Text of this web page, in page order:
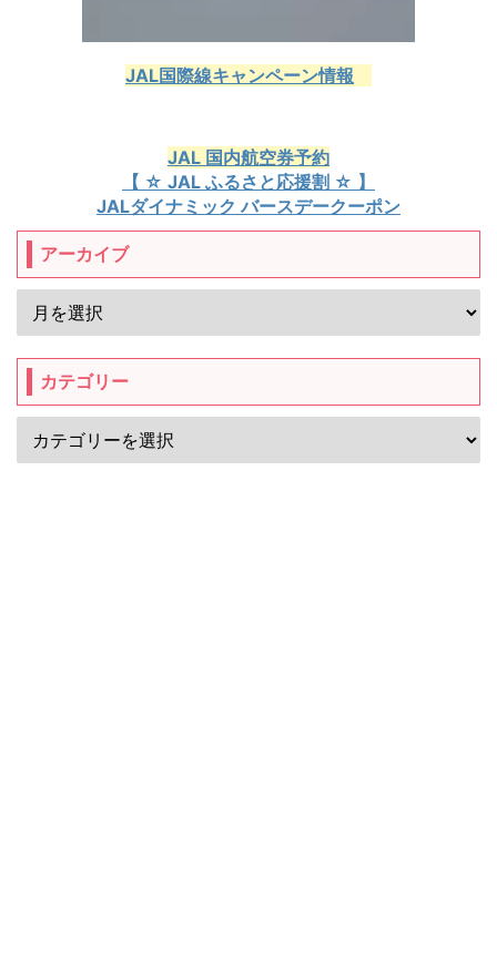
JAL国際線キャンペーン情報
JAL 国内航空券予約
【 ☆ JAL ふるさと応援割 ☆ 】
JALダイナミック バースデークーポン
アーカイブ
カテゴリー